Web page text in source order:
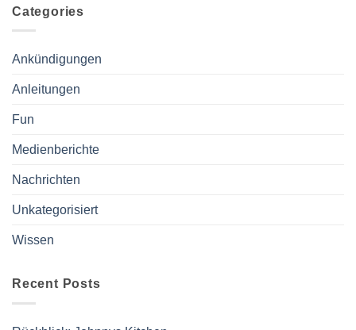
Categories
Ankündigungen
Anleitungen
Fun
Medienberichte
Nachrichten
Unkategorisiert
Wissen
Recent Posts